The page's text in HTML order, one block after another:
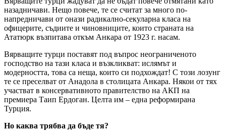
назадничави. Нещо повече, те се считат за много по-
напредничави от онази радикално-секуларна класа на
офицерите, съдиите и чиновниците, които страната на
Ататюрк възпитава откъм Анкара от 1923 г. насам.
Вярващите турци поставят под въпрос неограниченото
господство на тази класа и възкликват: ислямът и
модерността, това са неща, които си подхождат! С този лозунг
те се преселват от Анадола в столицата Анкара. Някои от тях
участват в консервативното правителство на АКП на
премиера Таип Ердоган. Целта им – една реформирана
Турция.
Но каква трябва да бъде тя?